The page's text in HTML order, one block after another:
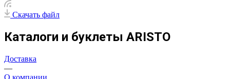
Скачать файл
Каталоги и буклеты ARISTO
Доставка
—
О компании